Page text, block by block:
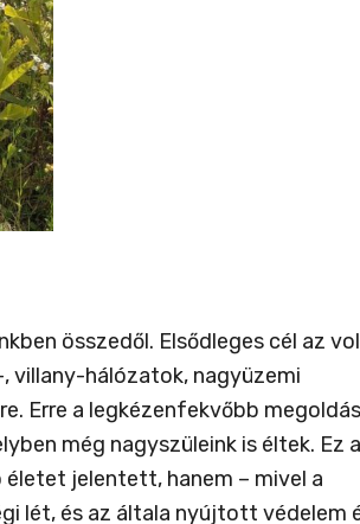
összedől. Elsődleges cél az
villany-hálózatok, nagyüzemi
Erre a legkézenfekvőbb
még nagyszüleink is éltek. Ez
jelentett, hanem – mivel a
lét, és az általa nyújtott védelem